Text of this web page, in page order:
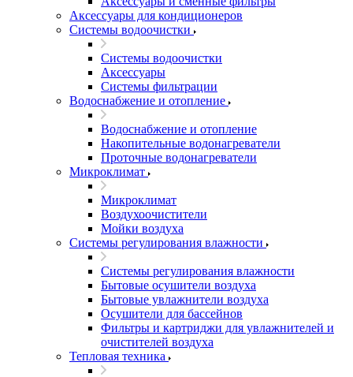
Аксессуары для кондиционеров
Системы водоочистки
Системы водоочистки
Аксессуары
Системы фильтрации
Водоснабжение и отопление
Водоснабжение и отопление
Накопительные водонагреватели
Проточные водонагреватели
Микроклимат
Микроклимат
Воздухоочистители
Мойки воздуха
Системы регулирования влажности
Системы регулирования влажности
Бытовые осушители воздуха
Бытовые увлажнители воздуха
Осушители для бассейнов
Фильтры и картриджи для увлажнителей и
очистителей воздуха
Тепловая техника